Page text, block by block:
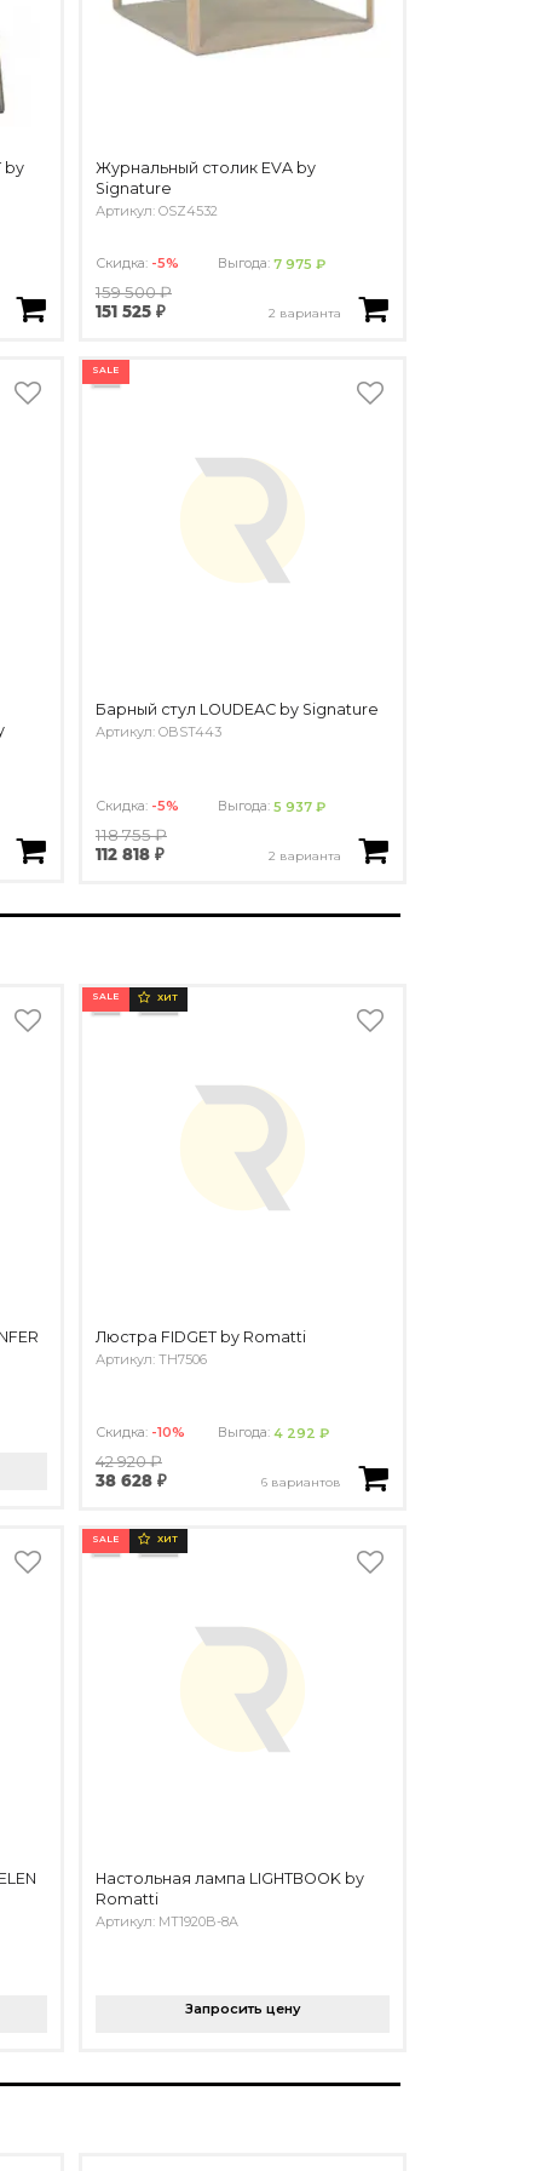
by
Журнальный столик EVA by
Signature
Артикул: OSZ4532
Скидка: -5% Выгода:7 975 ₽
159 500 ₽
151 525 ₽
2 варианта
SALE
Барный стул LOUDEAC by Signature
Артикул: OBST443
Скидка: -5% Выгода:5 937 ₽
118 755 ₽
112 818 ₽
2 варианта
SALE ХИТ
Люстра FIDGET by Romatti
Артикул: TH7506
Скидка: -10% Выгода:4 292 ₽
42 920 ₽
38 628 ₽
6 вариантов
SALE ХИТ
Настольная лампа LIGHTBOOK by
Romatti
Артикул: MT1920B-8A
Запросить цену